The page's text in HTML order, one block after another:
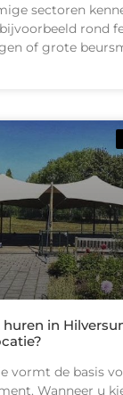
sectoren
rond
of grote
in
vormt de basis
Wanneer u